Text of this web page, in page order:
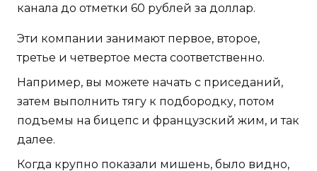
канала до отметки 60 рублей за доллар.
Эти компании занимают первое, второе,
третье и четвертое места соответственно.
Например, вы можете начать с приседаний,
затем выполнить тягу к подбородку, потом
подъемы на бицепс и французский жим, и так
далее.
Когда крупно показали мишень, было видно,